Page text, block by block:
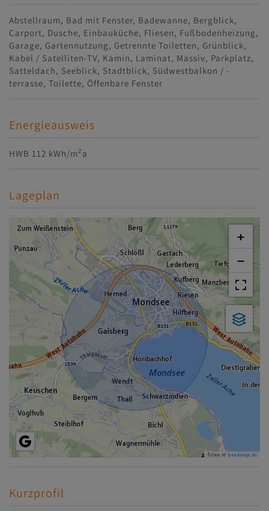
Abstellraum Bad mit Fenster Badewanne Bergblick
Carport Dusche Einbauküche Fliesen
Fußbodenheizung
Garage Gartennutzung Getrennte Toiletten
Grünblick
Kabel / Satelliten-TV Kamin Laminat Massiv Parkplatz
Satteldach
Seeblick Stadtblick Südwestbalkon / -
terrasse Toilette Öffenbare Fenster
Energieausweis
HWB 112 kWh/m2 a
Lageplan
+
−
Tiles © basemap.at
Kurzprofil